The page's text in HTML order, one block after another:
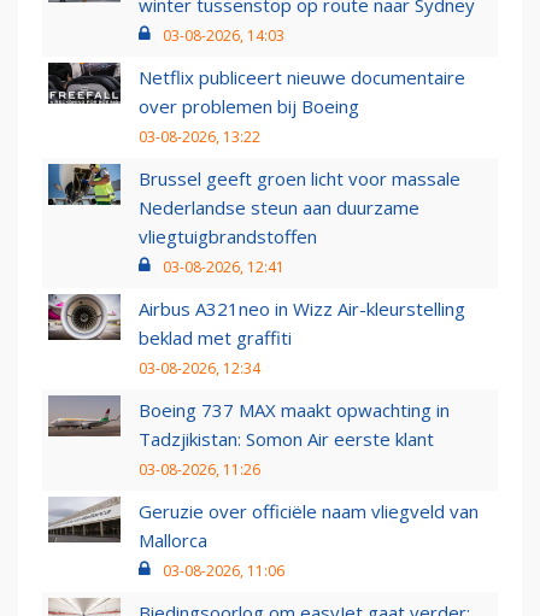
winter tussenstop op route naar Sydney
03-08-2026, 14:03
Netflix publiceert nieuwe documentaire
over problemen bij Boeing
03-08-2026, 13:22
Brussel geeft groen licht voor massale
Nederlandse steun aan duurzame
vliegtuigbrandstoffen
03-08-2026, 12:41
Airbus A321neo in Wizz Air-kleurstelling
beklad met graffiti
03-08-2026, 12:34
Boeing 737 MAX maakt opwachting in
Tadzjikistan: Somon Air eerste klant
03-08-2026, 11:26
Geruzie over officiële naam vliegveld van
Mallorca
03-08-2026, 11:06